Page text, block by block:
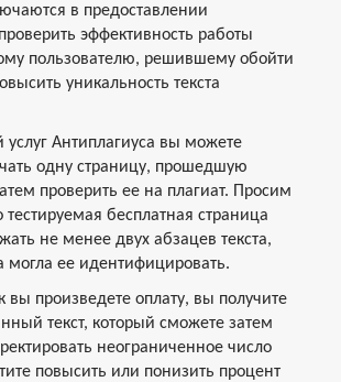
в предоставлении
эффективность работы
пользователю, решившему обойти
уникальность текста
услуг Антиплагиуса вы можете
одну страницу, прошедшую
проверить ее на плагиат. Просим
тестируемая бесплатная страница
не менее двух абзацев текста,
могла ее идентифицировать.
вы произведете оплату, вы получите
текст, который сможете затем
неограниченное число
повысить или понизить процент